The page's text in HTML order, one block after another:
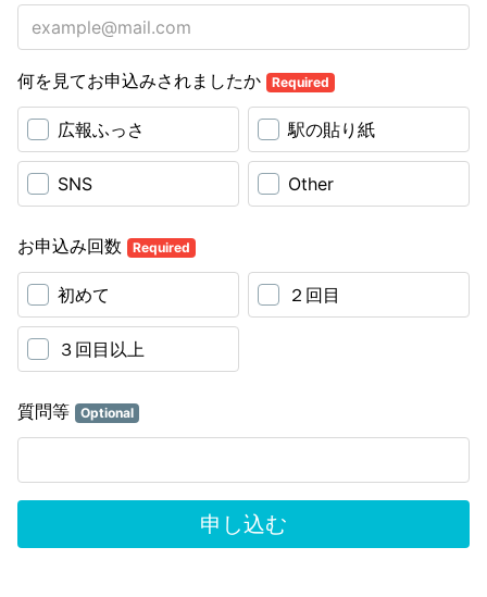
何を見てお申込みされましたか Required
広報ふっさ 駅の貼り紙
SNS Other
お申込み回数 Required
初めて ２回目
３回目以上
質問等 Optional
申し込む